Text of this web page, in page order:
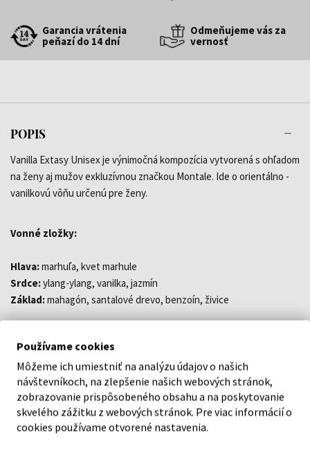
Garancia vrátenia
peňazí do 14 dní
Odmeňujeme vás za
vernosť
POPIS
Vanilla Extasy Unisex je výnimočná kompozícia vytvorená s ohľadom
na ženy aj mužov exkluzívnou značkou Montale. Ide o orientálno -
vanilkovú vôňu určenú pre ženy.
Vonné zložky:
Hlava:marhuľa, kvet marhule
Srdce:ylang-ylang, vanilka, jazmín
Základ:mahagón, santalové drevo, benzoín, živice
DETAILY
O ZNAČKE
Používame cookies
Môžeme ich umiestniť na analýzu údajov o našich
návštevníkoch, na zlepšenie našich webových stránok,
zobrazovanie prispôsobeného obsahu a na poskytovanie
skvelého zážitku z webových stránok. Pre viac informácií o
cookies používame otvorené nastavenia.